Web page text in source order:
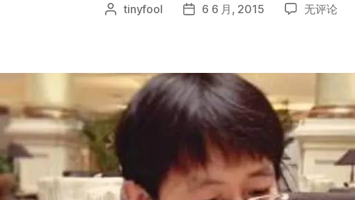
文 tinyfool
发 6 6 月, 2015
那
那
平
台，
我
所
记
得
无评论